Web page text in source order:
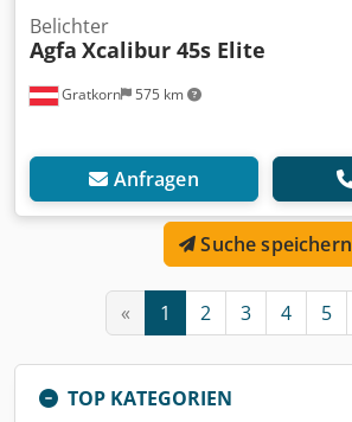
Gratkorn 575 km
Belichter
Agfa Xcalibur 45s Elite
Anfragen
Suche speichern
« 1 2 3 4 5
TOP KATEGORIEN